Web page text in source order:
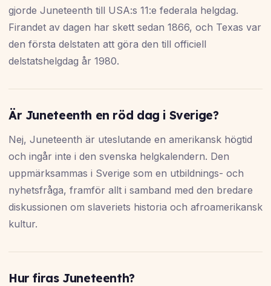
gjorde Juneteenth till USA:s 11:e federala helgdag.
Firandet av dagen har skett sedan 1866, och Texas var
den första delstaten att göra den till officiell
delstatshelgdag år 1980.
Är Juneteenth en röd dag i Sverige?
Nej, Juneteenth är uteslutande en amerikansk högtid
och ingår inte i den svenska helgkalendern. Den
uppmärksammas i Sverige som en utbildnings- och
nyhetsfråga, framför allt i samband med den bredare
diskussionen om slaveriets historia och afroamerikansk
kultur.
Hur firas Juneteenth?